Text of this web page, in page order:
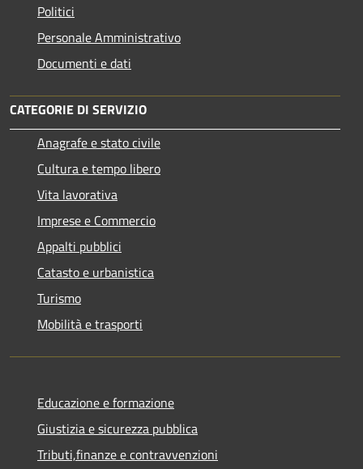
Politici
Personale Amministrativo
Documenti e dati
CATEGORIE DI SERVIZIO
Anagrafe e stato civile
Cultura e tempo libero
Vita lavorativa
Imprese e Commercio
Appalti pubblici
Catasto e urbanistica
Turismo
Mobilità e trasporti
Educazione e formazione
Giustizia e sicurezza pubblica
Tributi,finanze e contravvenzioni